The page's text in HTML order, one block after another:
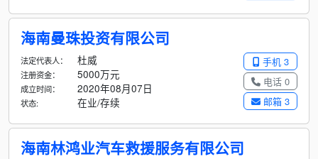
海南曼珠投资有限公司
手机 3
电话 0
邮箱 3
法定代表人： 杜威
注册资金： 5000万元
成立时间： 2020年08月07日
状态: 在业/存续
海南林鸿业汽车救援服务有限公司